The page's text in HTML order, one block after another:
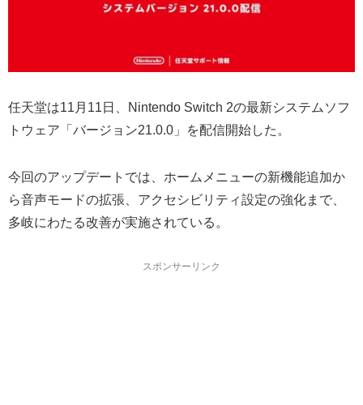
任天堂は11月11日、Nintendo Switch 2の最新システムソフ
トウェア「バージョン21.0.0」を配信開始した。
今回のアップデートでは、ホームメニューの新機能追加か
ら音声モードの拡張、アクセシビリティ設定の強化まで、
多岐にわたる改善が実施されている。
スポンサーリンク